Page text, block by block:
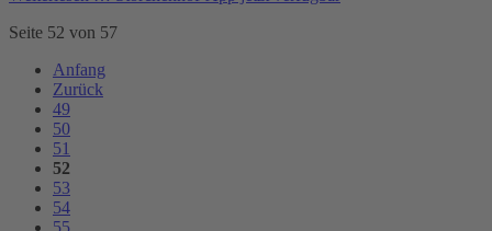
Seite 52 von 57
Anfang
Zurück
49
50
51
52
53
54